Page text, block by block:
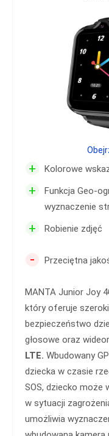
+ Kolorowe
+
Funkcja Geo-
wyznaczenie
+ Robienie zdjęć
- Przeciętna
MANTA Junior Joy
który oferuje
bezpieczeństwo
głosowe oraz
LTE. Wbudowany
dziecka w czasie
SOS, dziecko
w sytuacji
umożliwia